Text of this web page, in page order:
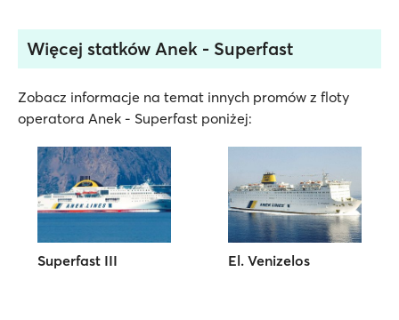
Więcej statków Anek - Superfast
Zobacz informacje na temat innych promów z floty
operatora Anek - Superfast poniżej:
Superfast III El. Venizelos